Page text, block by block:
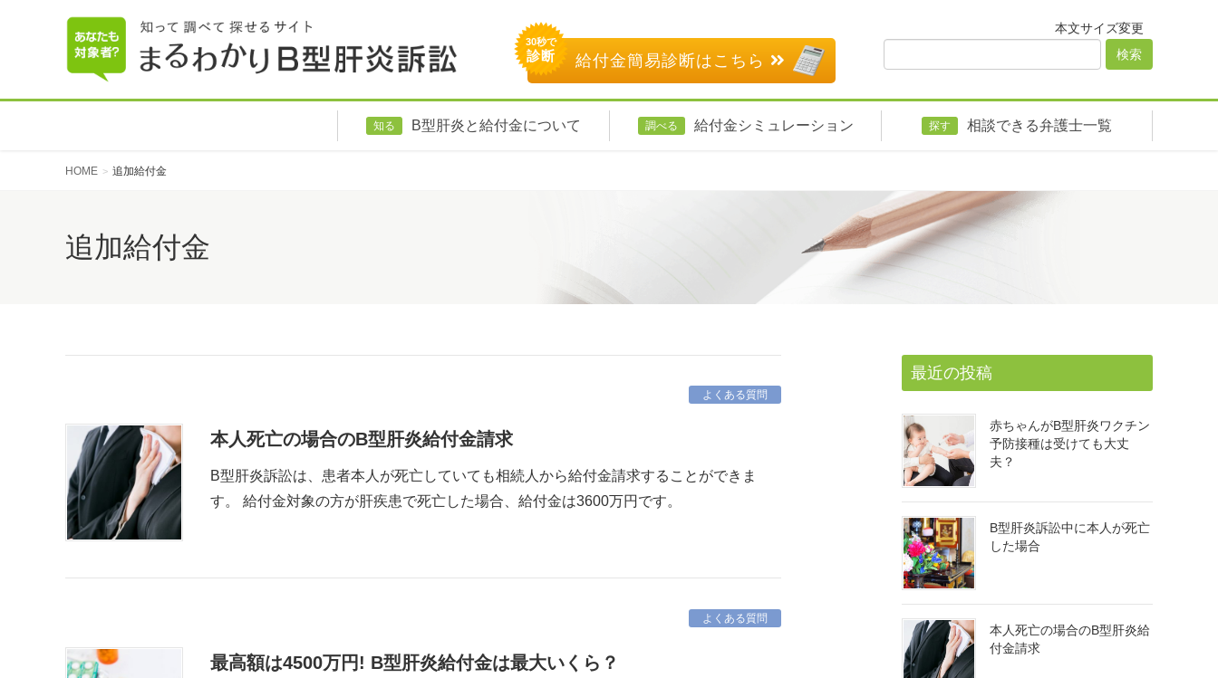
30秒で
診断 給付金簡易診断はこちら
本文サイズ変更
探す 相談できる弁護士一覧
調べる 給付金シミュレーション
知る B型肝炎と給付金について
HOME 追加給付金
追加給付金
よくある質問
本人死亡の場合のB型肝炎給付金請求
B型肝炎訴訟は、患者本人が死亡していても相続人から給付金請求することができま
す。 給付金対象の方が肝疾患で死亡した場合、給付金は3600万円です。
よくある質問
最高額は4500万円! B型肝炎給付金は最大いくら？
最近の投稿
赤ちゃんがB型肝炎ワクチン
予防接種は受けても大丈
夫？
B型肝炎訴訟中に本人が死亡
した場合
本人死亡の場合のB型肝炎給
付金請求